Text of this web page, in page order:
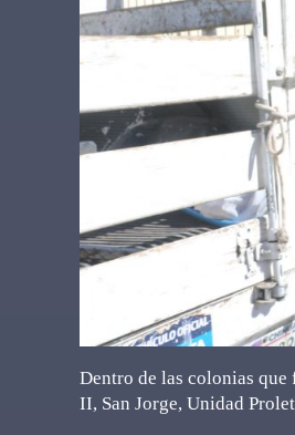
Dentro de las colonias
II, San Jorge, Unidad